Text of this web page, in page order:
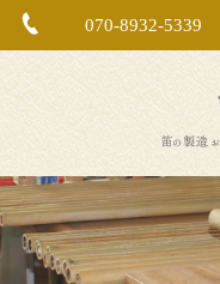
070-8932-5339